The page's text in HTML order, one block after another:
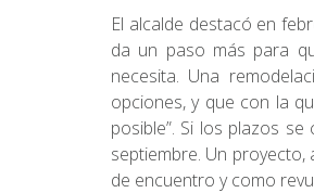
El alcalde destacó en
da un paso más para
necesita. Una
opciones, y que con la
posible”. Si los plazos
septiembre. Un
de encuentro y como